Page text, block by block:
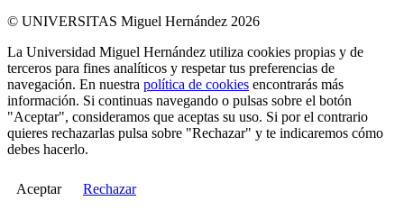
© UNIVERSITAS Miguel Hernández 2026
La Universidad Miguel Hernández utiliza cookies propias y de
terceros para fines analíticos y respetar tus preferencias de
navegación. En nuestra política de cookies encontrarás más
información. Si continuas navegando o pulsas sobre el botón
"Aceptar", consideramos que aceptas su uso. Si por el contrario
quieres rechazarlas pulsa sobre "Rechazar" y te indicaremos cómo
debes hacerlo.
Aceptar Rechazar